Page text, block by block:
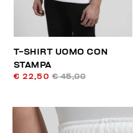
T-SHIRT UOMO CON
STAMPA
€ 22,50 € 45,00